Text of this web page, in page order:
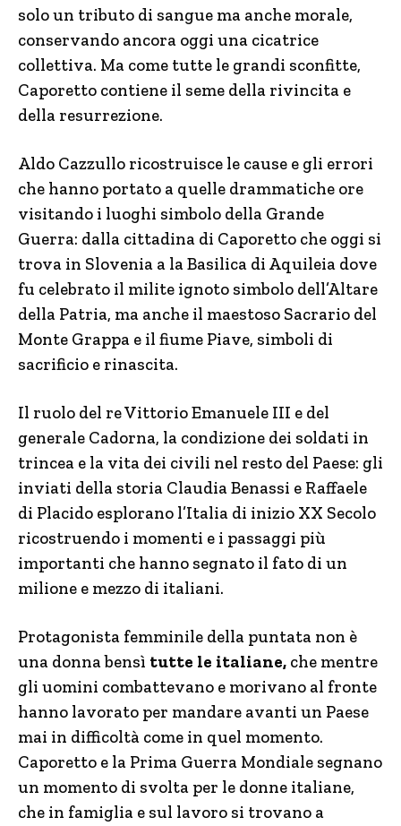
solo un tributo di sangue ma anche morale,
conservando ancora oggi una cicatrice
collettiva. Ma come tutte le grandi sconfitte,
Caporetto contiene il seme della rivincita e
della resurrezione.
Aldo Cazzullo ricostruisce le cause e gli errori
che hanno portato a quelle drammatiche ore
visitando i luoghi simbolo della Grande
Guerra: dalla cittadina di Caporetto che oggi si
trova in Slovenia a la Basilica di Aquileia dove
fu celebrato il milite ignoto simbolo dell’Altare
della Patria, ma anche il maestoso Sacrario del
Monte Grappa e il fiume Piave, simboli di
sacrificio e rinascita.
Il ruolo del re Vittorio Emanuele III e del
generale Cadorna, la condizione dei soldati in
trincea e la vita dei civili nel resto del Paese: gli
inviati della storia Claudia Benassi e Raffaele
di Placido esplorano l’Italia di inizio XX Secolo
ricostruendo i momenti e i passaggi più
importanti che hanno segnato il fato di un
milione e mezzo di italiani.
Protagonista femminile della puntata non è
una donna bensì tutte le italiane, che mentre
gli uomini combattevano e morivano al fronte
hanno lavorato per mandare avanti un Paese
mai in difficoltà come in quel momento.
Caporetto e la Prima Guerra Mondiale segnano
un momento di svolta per le donne italiane,
che in famiglia e sul lavoro si trovano a